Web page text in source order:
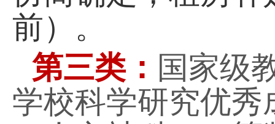
前）。
第三类： 国家级
学校科学研究优